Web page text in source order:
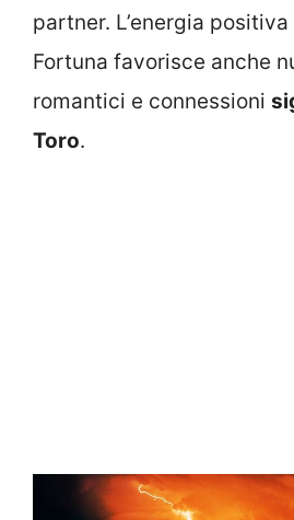
partner. L’energia
Fortuna favorisce anche
romantici e connessioni
Toro.